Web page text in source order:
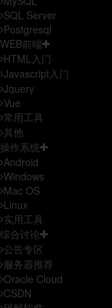
SQL Server
Postgresql
WEB前端
HTML入门
Javascript入门
Jquery
Vue
常用工具
其他
操作系统
Android
Windows
Mac OS
Linux
实用工具
综合讨论
公告专区
服务器推荐
Oracle Cloud
CSDN